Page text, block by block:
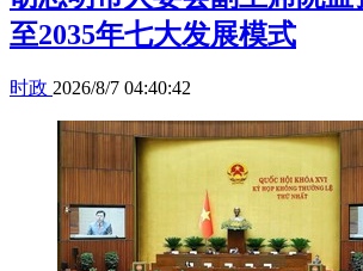
至2035年七大发展模式
时政 2026/8/7 04:40:42